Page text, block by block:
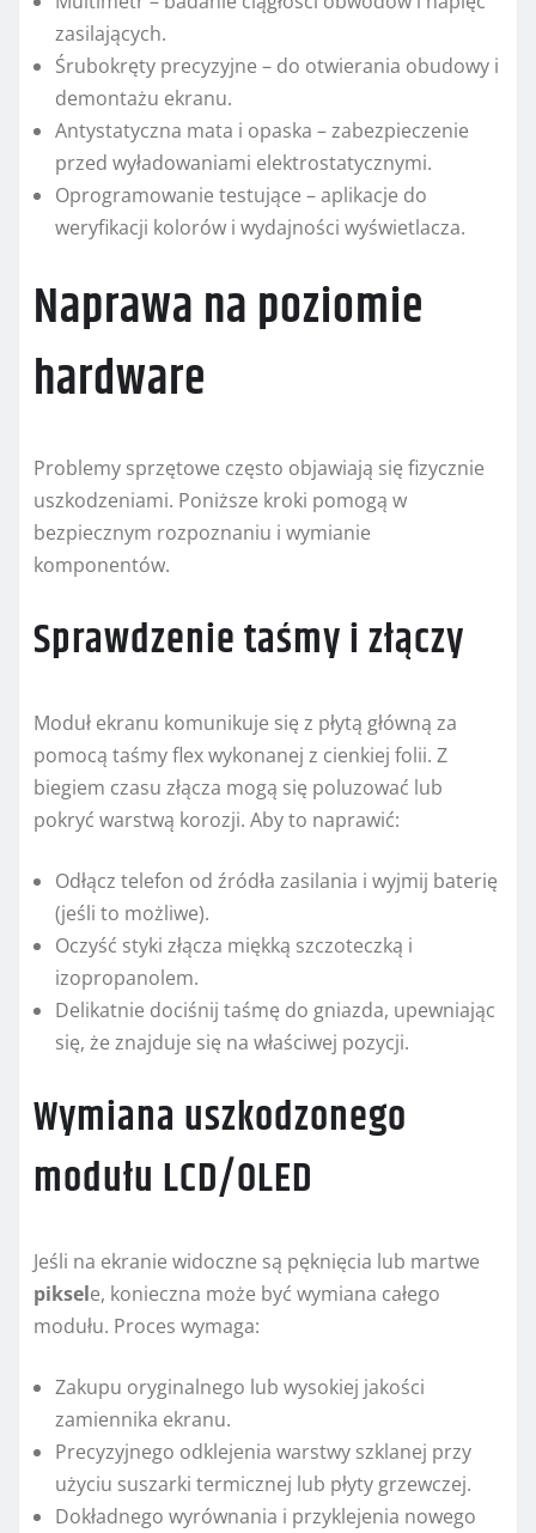
zasilających.
Śrubokręty precyzyjne – do otwierania obudowy i
demontażu ekranu.
Antystatyczna mata i opaska – zabezpieczenie
przed wyładowaniami elektrostatycznymi.
Oprogramowanie testujące – aplikacje do
weryfikacji kolorów i wydajności wyświetlacza.
Naprawa na poziomie
hardware
Problemy sprzętowe często objawiają się fizycznie
uszkodzeniami. Poniższe kroki pomogą w
bezpiecznym rozpoznaniu i wymianie
komponentów.
Sprawdzenie taśmy i złączy
Moduł ekranu komunikuje się z płytą główną za
pomocą taśmy flex wykonanej z cienkiej folii. Z
biegiem czasu złącza mogą się poluzować lub
pokryć warstwą korozji. Aby to naprawić:
Odłącz telefon od źródła zasilania i wyjmij baterię
(jeśli to możliwe).
Oczyść styki złącza miękką szczoteczką i
izopropanolem.
Delikatnie dociśnij taśmę do gniazda, upewniając
się, że znajduje się na właściwej pozycji.
Wymiana uszkodzonego
modułu LCD/OLED
Jeśli na ekranie widoczne są pęknięcia lub martwe
piksele, konieczna może być wymiana całego
modułu. Proces wymaga:
Zakupu oryginalnego lub wysokiej jakości
zamiennika ekranu.
Precyzyjnego odklejenia warstwy szklanej przy
użyciu suszarki termicznej lub płyty grzewczej.
Dokładnego wyrównania i przyklejenia nowego